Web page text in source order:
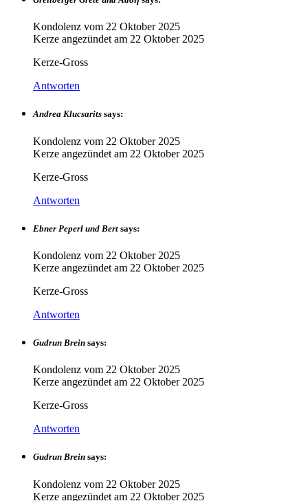
Kondolenz vom 22 Oktober 2025
Kerze angezündet am 22 Oktober 2025
Kerze-Gross
Antworten
Andrea Klucsarits says:
Kondolenz vom 22 Oktober 2025
Kerze angezündet am 22 Oktober 2025
Kerze-Gross
Antworten
Ebner Peperl und Bert says:
Kondolenz vom 22 Oktober 2025
Kerze angezündet am 22 Oktober 2025
Kerze-Gross
Antworten
Gudrun Brein says:
Kondolenz vom 22 Oktober 2025
Kerze angezündet am 22 Oktober 2025
Kerze-Gross
Antworten
Gudrun Brein says:
Kondolenz vom 22 Oktober 2025
Kerze angezündet am 22 Oktober 2025